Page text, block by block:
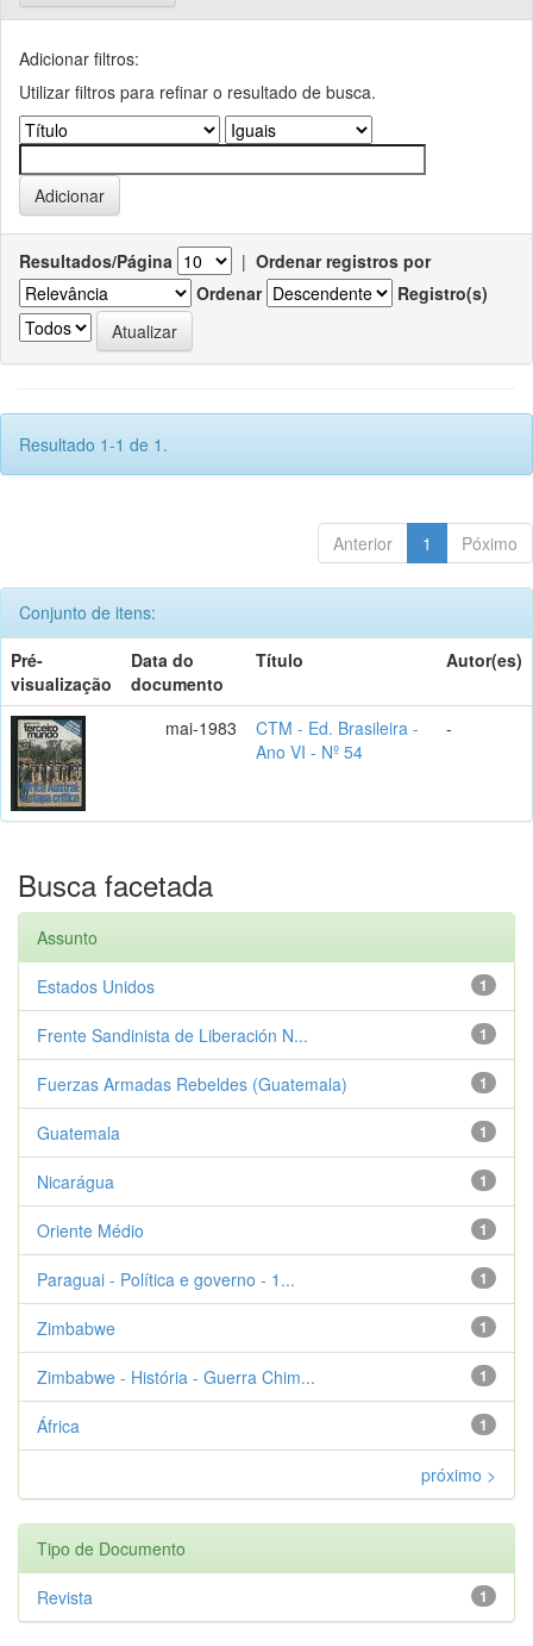
Adicionar filtros:
Utilizar filtros para refinar o resultado de busca.
Resultados/Página | Ordenar registros por
Ordenar
Registro(s)
Resultado 1-1 de 1.
Anterior 1 Póximo
Conjunto de itens:
Pré-
visualização
Data do
documento
Título Autor(es)
mai-1983
CTM - Ed. Brasileira -
Ano VI - Nº 54
-
Busca facetada
Assunto
1
Estados Unidos
1
Frente Sandinista de Liberación N...
1
Fuerzas Armadas Rebeldes (Guatemala)
1
Guatemala
1
Nicarágua
1
Oriente Médio
1
Paraguai - Política e governo - 1...
1
Zimbabwe
1
Zimbabwe - História - Guerra Chim...
1
África
próximo >
Tipo de Documento
1
Revista